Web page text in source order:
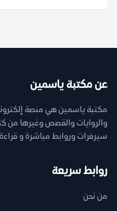
عن مكتبة ياسمين
مكتبة ياسمين هي منصة
سيرفرات وروابط مباشرة و
روابط سريعة
من نحن